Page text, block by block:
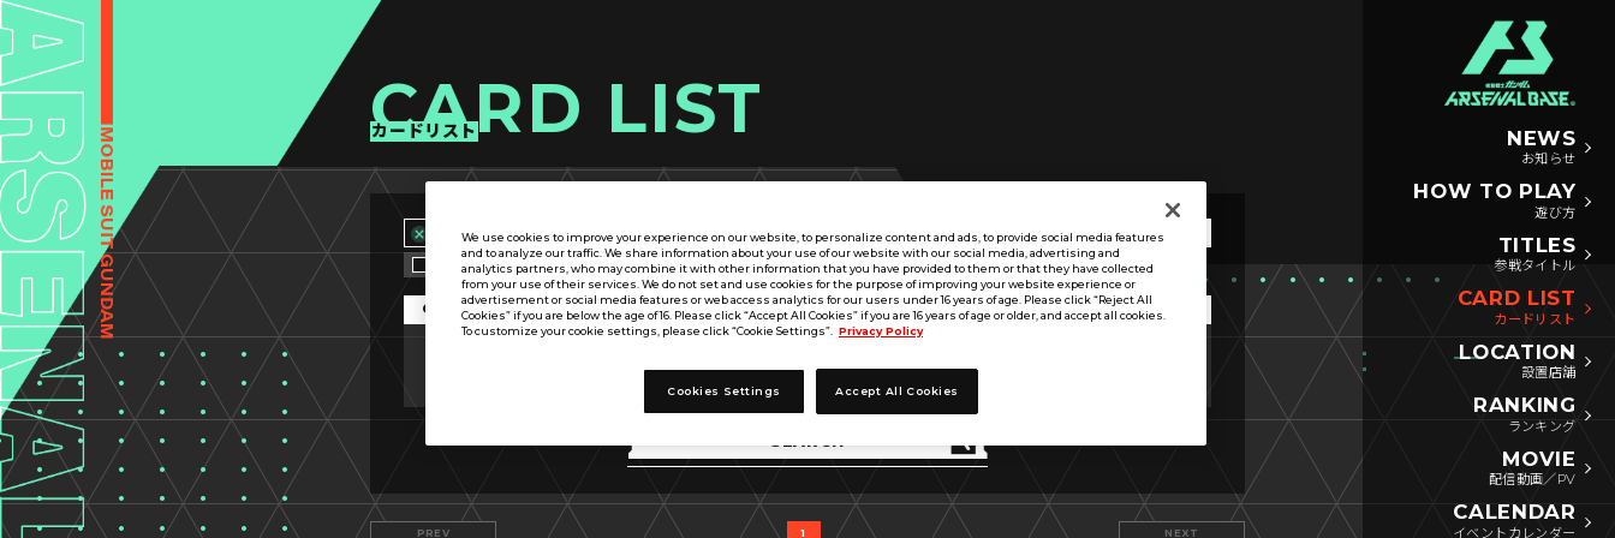
NEWS
お知らせ
HOW TO PLAY
遊び方
TITLES
参戦タイトル
CARD LIST
カードリスト
LOCATION
設置店舗
RANKING
ランキング
MOVIE
配信動画／PV
CALENDAR
イベントカレンダー
CARD LIST
カードリスト
カード名称のみ
OPTION
PREV 1 NEXT
We use cookies to improve your experience on our website, to personalize content and ads, to provide social media features
and to analyze our traffic. We share information about your use of our website with our social media, advertising and
analytics partners, who may combine it with other information that you have provided to them or that they have collected
from your use of their services. We do not set and use cookies for the purpose of improving your website experience or
advertisement or social media features or web access analytics for our users under 16 years of age. Please click “Reject All
Cookies” if you are below the age of 16. Please click “Accept All Cookies” if you are 16 years of age or older, and accept all cookies.
To customize your cookie settings, please click “Cookie Settings”.
Privacy Policy
Cookies Settings Accept All Cookies